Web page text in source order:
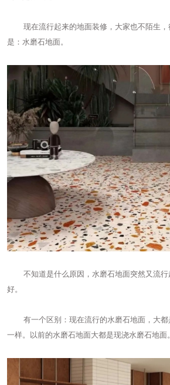
现在流行起来的地面装修，大家也不陌生，
是：水磨石地面。
不知道是什么原因，水磨石地面突然又流行
好。
有一个区别：现在流行的水磨石地面，大都
一样。以前的水磨石地面大都是现浇水磨石地面